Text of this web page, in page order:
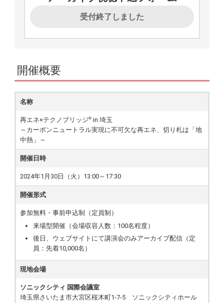
受付終了しました
開催概要
名称
再エネ×テクノブリッジ® in 埼玉
～カーボンニュートラル実現に不可欠な再エネ、切り札は「地
中熱」～
開催日時
2024年1月30日（火）13:00～17:30
開催形式
参加無料・事前申込制（定員制）
来場型開催（会場収容人数：100名程度）
後日、ウェブサイトにて講演会のみアーカイブ配信（定
員：先着10,000名）
現地会場
ソニックシティ 国際会議室
埼玉県さいたま市大宮区桜木町1-7-5 ソニックシティホール